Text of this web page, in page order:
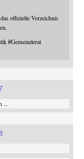
offizielle Verzeichnis
#Gemeinderat
...